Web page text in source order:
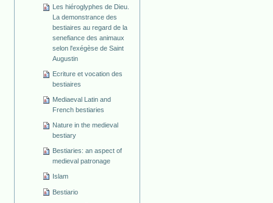
Les hiéroglyphes de Dieu.
La demonstrance des
bestiaires au regard de la
senefiance des animaux
selon l'exégèse de Saint
Augustin
Ecriture et vocation des
bestiaires
Mediaeval Latin and
French bestiaries
Nature in the medieval
bestiary
Bestiaries: an aspect of
medieval patronage
Islam
Bestiario